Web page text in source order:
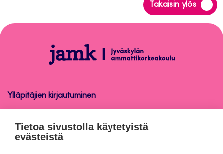
Takaisin ylös
Siirry
takaisin
Tietosuoja
Ylläpitäjien kirjautuminen
Tietosuoja
Tietoa sivustolla käytetyistä
evästeistä